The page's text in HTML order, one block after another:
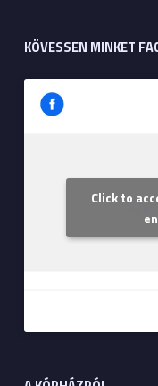
KÖVESSEN MINKET
Click to